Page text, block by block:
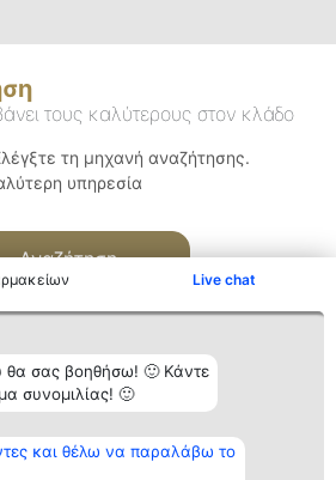
Live chat
θα σας βοηθήσω! 🙂 Κάντε
συνομιλίας! 🙂
και θέλω να παραλάβω το
τους καλύτερους στον κλάδο
τη μηχανή αναζήτησης.
υπηρεσία
Αναζήτηση
Κατάταξη
Διακριθέντες
Επικοινωνία
Επικοινωνία